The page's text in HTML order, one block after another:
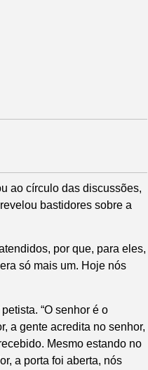
ao círculo das discussões,
bastidores sobre a
por que, para eles,
só mais um. Hoje nós
“O senhor é o
a gente acredita no senhor,
Mesmo estando no
a porta foi aberta, nós